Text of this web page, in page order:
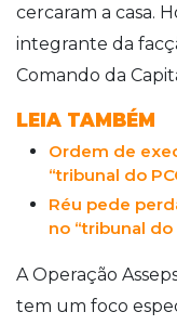
cercaram a casa.
integrante da
Comando da
LEIA TAMBÉM
Ordem de
“tribunal do
Réu pede
no “tribunal do
A Operação
tem um foco